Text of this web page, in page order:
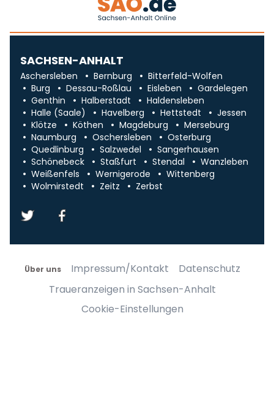
SACHSEN-ANHALT
Aschersleben Bernburg
Bitterfeld-Wolfen
Burg
Dessau-Roßlau Eisleben
Gardelegen
Genthin
Halberstadt
Haldensleben
Halle (Saale)
Havelberg Hettstedt
Jessen
Klötze
Köthen Magdeburg
Merseburg
Naumburg
Oschersleben
Osterburg
Quedlinburg
Salzwedel
Sangerhausen
Schönebeck
Staßfurt Stendal
Wanzleben
Weißenfels
Wernigerode
Wittenberg
Wolmirstedt
Zeitz Zerbst
Über uns Impressum/Kontakt
Datenschutz
Traueranzeigen in Sachsen-Anhalt
Cookie-Einstellungen